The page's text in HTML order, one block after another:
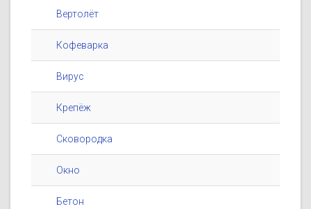
Вертолёт
Кофеварка
Вирус
Крепёж
Сковородка
Окно
Бетон